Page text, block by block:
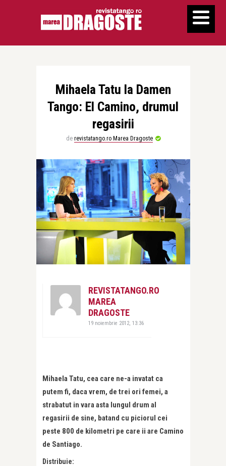
Mihaela Tatu la Damen
Tango: El Camino, drumul
regasirii
de revistatango.ro Marea Dragoste
REVISTATANGO.RO
MAREA
DRAGOSTE
19 noiembrie 2012, 13:36
Mihaela Tatu, cea care ne-a invatat ca
putem fi, daca vrem, de trei ori femei, a
strabatut in vara asta lungul drum al
regasirii de sine, batand cu piciorul cei
peste 800 de kilometri pe care ii are Camino
de Santiago.
Distribuie: